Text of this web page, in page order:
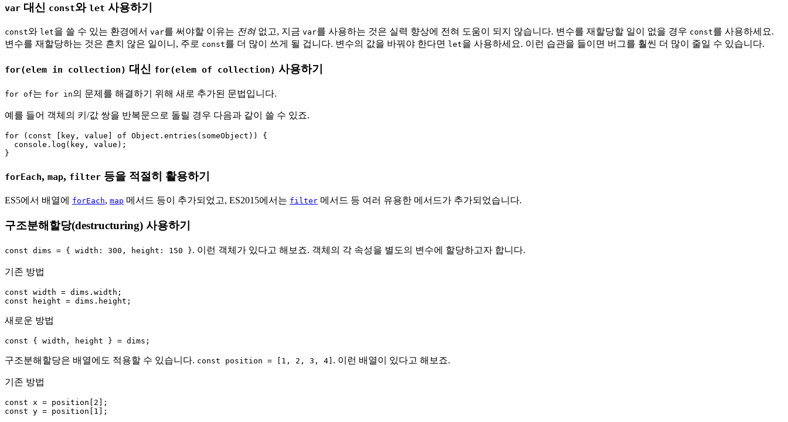
var 대신 const와 let 사용하기
const와 let을 쓸 수 있는 환경에서 var를 써야할 이유는 전혀없고, 지금 var를 사용하는 것은 실력 향상에 전혀 도움이 되지 않습니다. 변수를 재할당할 일이 없을 경우 const를 사용하세요.
변수를 재할당하는 것은 흔치 않은 일이니, 주로 const를 더 많이 쓰게 될 겁니다. 변수의 값을 바꿔야 한다면 let을 사용하세요. 이런 습관을 들이면 버그를 훨씬 더 많이 줄일 수 있습니다.
for(elem in collection) 대신 for(elem of collection) 사용하기
for of는 for in의 문제를 해결하기 위해 새로 추가된 문법입니다.
예를 들어 객체의 키/값 쌍을 반복문으로 돌릴 경우 다음과 같이 쓸 수 있죠.
for (const [key, value] of Object.entries(someObject)) {
  console.log(key, value);
forEach, map, filter 등을 적절히 활용하기
ES5에서 배열에 forEach, map 메서드 등이 추가되었고, ES2015에서는 filter 메서드 등 여러 유용한 메서드가 추가되었습니다.
구조분해할당(destructuring) 사용하기
const dims = { width: 300, height: 150 }. 이런 객체가 있다고 해보죠. 객체의 각 속성을 별도의 변수에 할당하고자 합니다.
기존 방법
const width = dims.width;
새로운 방법
구조분해할당은 배열에도 적용할 수 있습니다. const position = [1, 2, 3, 4] . 이런 배열이 있다고 해보죠.
기존 방법
const x = position[2];